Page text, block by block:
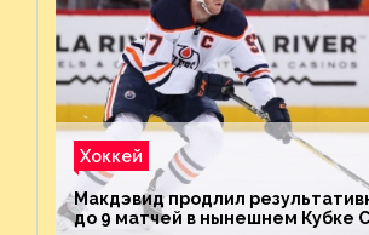
Хоккей
Макдэвид продлил
до 9 матчей в нынешнем Кубке